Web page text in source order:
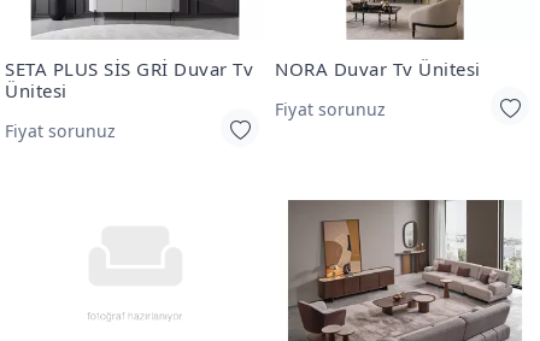
SETA PLUS SİS GRİ Duvar Tv
Ünitesi
Fiyat sorunuz
NORA Duvar Tv Ünitesi
Fiyat sorunuz